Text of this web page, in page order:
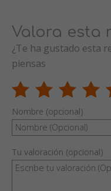
Valora esta
¿Te ha gustado esta
piensas
Nombre (opcional)
Tu valoración (opcional)